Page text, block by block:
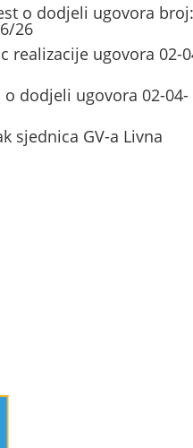
o dodjeli ugovora
26
realizacije ugovora 02-
o dodjeli ugovora 02-04-
sjednica GV-a Livna